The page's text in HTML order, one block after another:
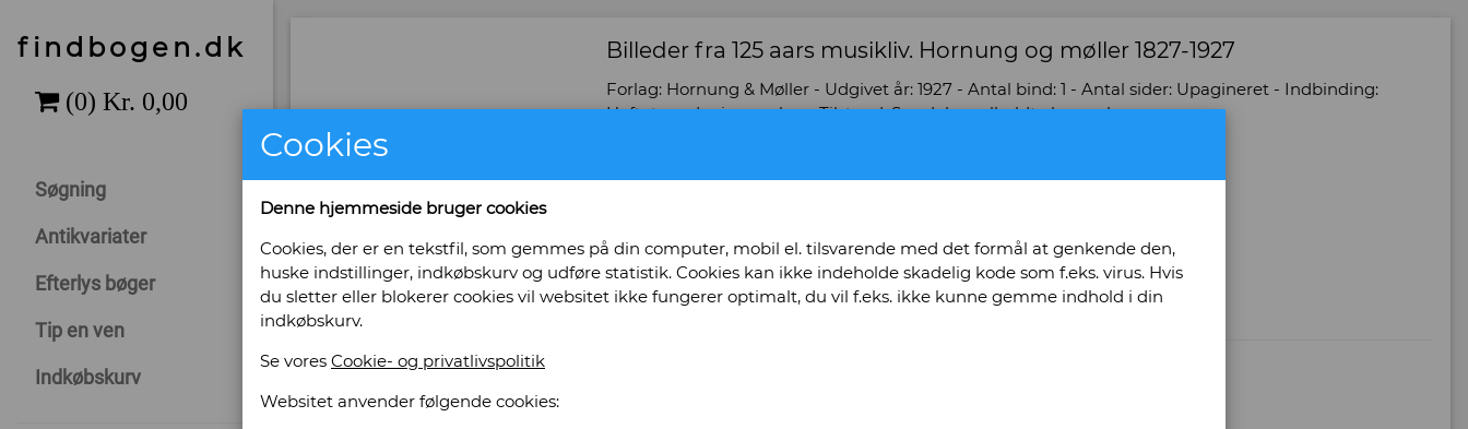
findbogen.dk
Søgning
Antikvariater
Efterlys bøger
Tip en ven
Indkøbskurv
Billeder fra 125 aars musikliv. Hornung og møller 1827-1927
Forlag: Hornung & Møller - Udgivet år: 1927 - Antal bind: 1 - Antal sider: Upagineret - Indbinding:
Heftet med orig. omslag - Tilstand: Særdeles velholdt eksemplar -
Et jubilæumsskrift ved Povl Drachmann - 24 sider
Læg i kurv
Sælges af: C. Rasmussens Antikvariat
Cookies
Denne hjemmeside bruger cookies
Cookies, der er en tekstfil, som gemmes på din computer, mobil el. tilsvarende med det formål at genkende den,
huske indstillinger, indkøbskurv og udføre statistik. Cookies kan ikke indeholde skadelig kode som f.eks. virus. Hvis
du sletter eller blokerer cookies vil websitet ikke fungerer optimalt, du vil f.eks. ikke kunne gemme indhold i din
indkøbskurv.
Se vores Cookie- og privatlivspolitik
Websitet anvender følgende cookies: